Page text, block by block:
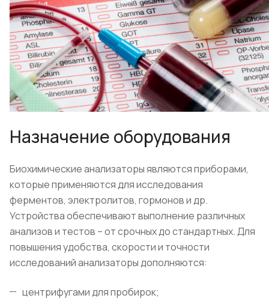
Назначение оборудования
Биохимические анализаторы являются приборами,
которые применяются для исследования
ферментов, электролитов, гормонов и др.
Устройства обеспечивают выполнение различных
анализов и тестов – от срочных до стандартных. Для
повышения удобства, скорости и точности
исследований анализаторы дополняются:
центрифугами для пробирок;